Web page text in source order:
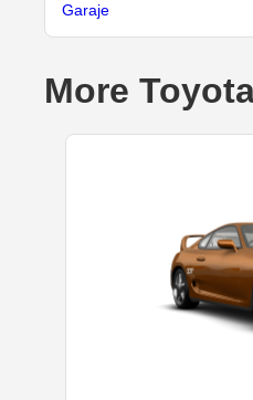
Garaje
More